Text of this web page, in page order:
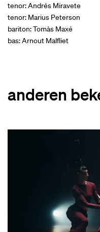
tenor: Andrés Miravete
tenor: Marius Peterson
bariton: Tomàs Maxé
bas: Arnout Malfliet
anderen